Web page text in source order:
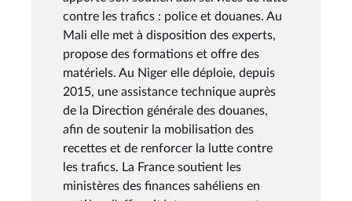
contre les trafics : police et douanes. Au
Mali elle met à disposition des experts,
propose des formations et offre des
matériels. Au Niger elle déploie, depuis
2015, une assistance technique auprès
de la Direction générale des douanes,
afin de soutenir la mobilisation des
recettes et de renforcer la lutte contre
les trafics. La France soutient les
ministères des finances sahéliens en